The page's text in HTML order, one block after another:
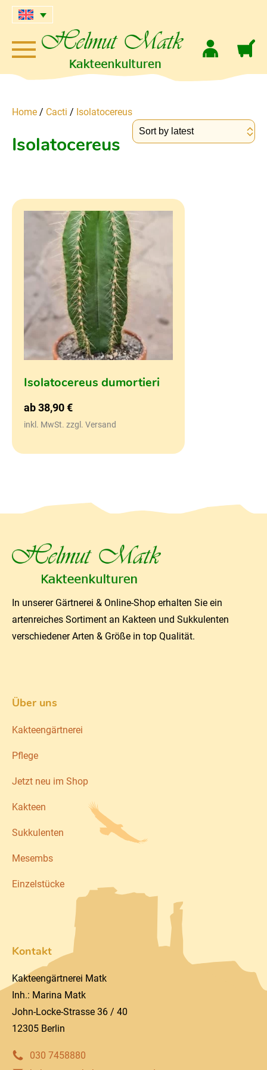
Home / Cacti / Isolatocereus
Isolatocereus
Isolatocereus dumortieri
ab38,90€
inkl. MwSt. zzgl. Versand
In unserer Gärtnerei & Online-Shop erhalten Sie ein
artenreiches Sortiment an Kakteen und Sukkulenten
verschiedener Arten & Größe in top Qualität.
Über uns
Kakteengärtnerei
Pflege
Jetzt neu im Shop
Kakteen
Sukkulenten
Mesembs
Einzelstücke
Kontakt
Kakteengärtnerei Matk
Inh.: Marina Matk
John-Locke-Strasse 36 / 40
12305 Berlin
030 7458880